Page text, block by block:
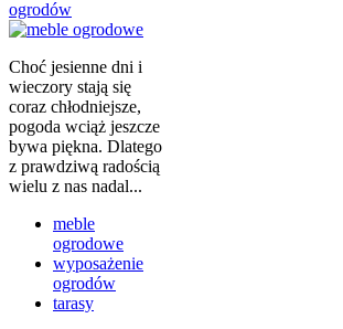
ogrodów
Choć jesienne dni i
wieczory stają się
coraz chłodniejsze,
pogoda wciąż jeszcze
bywa piękna. Dlatego
z prawdziwą radością
wielu z nas nadal...
meble
ogrodowe
wyposażenie
ogrodów
tarasy